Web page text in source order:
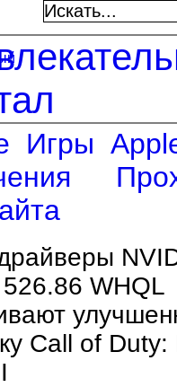
Игры
WHQL
Call of Duty: